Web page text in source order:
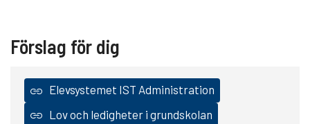
Förslag för dig
Elevsystemet IST Administration
Lov och ledigheter i grundskolan